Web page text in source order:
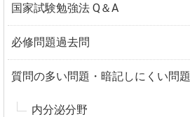
国家試験勉強法 Q＆A
必修問題過去問
質問の多い問題・暗記しにくい問題
内分泌分野